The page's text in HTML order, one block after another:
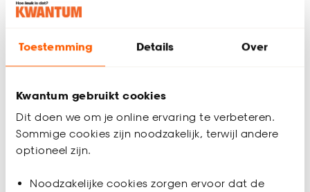
Toestemming Details Over
Kwantum gebruikt cookies
Dit doen we om je online ervaring te verbeteren.
Sommige cookies zijn noodzakelijk, terwijl andere
optioneel zijn.
Noodzakelijke cookies zorgen ervoor dat de
Productomschrijving
Noto kussenhoes 45x45 cm
Geschikt voor vierkante sierkussens
De Noto kussenhoes is een sfeervolle hoes met een off0white
voor- en achterkant, perfect voor vierkante sierkussens. Deze
kussenhoes van 45x45 cm is ideaal om je sierkussens in de
uitstraling te geven. Gemaakt van 100% polyester, voelt de
Productspecificaties